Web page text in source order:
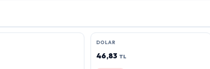
DOLAR
46,83 TL